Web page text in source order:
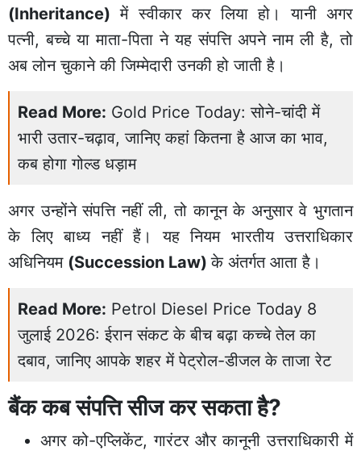
(Inheritance) में स्वीकार कर लिया हो। यानी अगर
पत्नी, बच्चे या माता-पिता ने यह संपत्ति अपने नाम ली है, तो
अब लोन चुकाने की जिम्मेदारी उनकी हो जाती है।
Read More: Gold Price Today: सोने-चांदी में
भारी उतार-चढ़ाव, जानिए कहां कितना है आज का भाव,
कब होगा गोल्ड धड़ाम
अगर उन्होंने संपत्ति नहीं ली, तो कानून के अनुसार वे भुगतान
के लिए बाध्य नहीं हैं। यह नियम भारतीय उत्तराधिकार
अधिनियम (Succession Law)के अंतर्गत आता है।
Read More: Petrol Diesel Price Today 8
जुलाई 2026: ईरान संकट के बीच बढ़ा कच्चे तेल का
दबाव, जानिए आपके शहर में पेट्रोल-डीजल के ताजा रेट
बैंक कब संपत्ति सीज कर सकता है?
अगर को-एप्लिकेंट, गारंटर और कानूनी उत्तराधिकारी में